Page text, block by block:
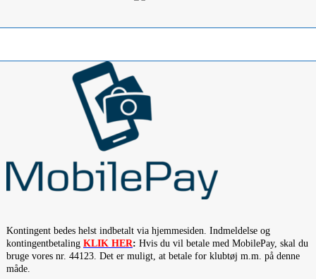
Kontingent bedes helst indbetalt via hjemmesiden. Indmeldelse og
kontingentbetaling KLIK HER: Hvis du vil betale med MobilePay, skal du
bruge vores nr. 44123. Det er muligt, at betale for klubtøj m.m. på denne
måde.